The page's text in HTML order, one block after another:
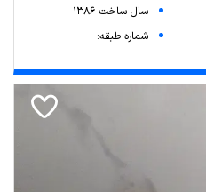
سال ساخت 1386
شماره طبقه: --